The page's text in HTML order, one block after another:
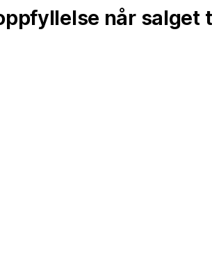
når salget